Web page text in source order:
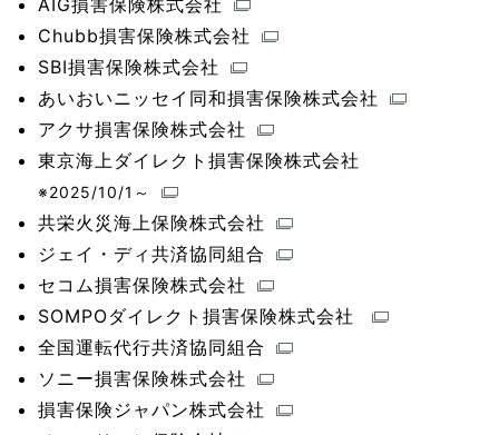
AIG損害保険株式会社
Chubb損害保険株式会社
SBI損害保険株式会社
あいおいニッセイ同和損害保険株式会社
アクサ損害保険株式会社
東京海上ダイレクト損害保険株式会社
※2025/10/1～
共栄火災海上保険株式会社
ジェイ・ディ共済協同組合
セコム損害保険株式会社
SOMPOダイレクト損害保険株式会社
全国運転代行共済協同組合
ソニー損害保険株式会社
損害保険ジャパン株式会社